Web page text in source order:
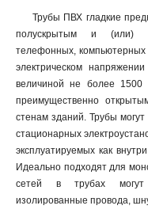
Трубы ПВХ гладкие
полускрытым и (или)
телефонных,
электрическом
величиной не более 1500
преимущественно
стенам зданий. Трубы
стационарных
эксплуатируемых как
Идеально подходят для
сетей в трубах могут
изолированные провода,